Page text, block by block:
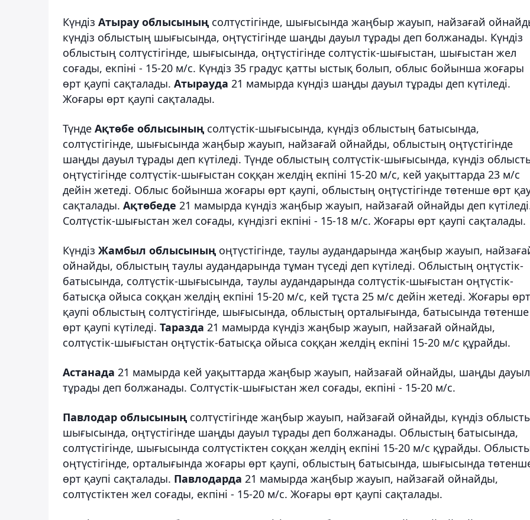
Күндіз Атырау облысының солтүстігінде, шығысында жаңбыр жауып, найзағай
күндіз облыстың шығысында, оңтүстігінде шаңды дауыл тұрады деп болжанады. Күндіз
облыстың солтүстігінде, шығысында, оңтүстігінде солтүстік-шығыстан, шығыстан жел
соғады, екпіні - 15-20 м/с. Күндіз 35 градус қатты ыстық болып, облыс бойынша жоғары
өрт қаупі сақталады. Атырауда 21 мамырда күндіз шаңды дауыл тұрады деп күтіледі.
Жоғары өрт қаупі сақталады.
Түнде Ақтөбе облысының солтүстік-шығысында, күндіз облыстың батысында,
солтүстігінде, шығысында жаңбыр жауып, найзағай ойнайды, облыстың оңтүстігінде
шаңды дауыл тұрады деп күтіледі. Түнде облыстың солтүстік-шығысында, күндіз
оңтүстігінде солтүстік-шығыстан соққан желдің екпіні 15-20 м/с, кей уақыттарда 23 м/с
дейін жетеді. Облыс бойынша жоғары өрт қаупі, облыстың оңтүстігінде төтенше өрт
сақталады. Ақтөбеде 21 мамырда күндіз жаңбыр жауып, найзағай ойнайды деп
Солтүстік-шығыстан жел соғады, күндізгі екпіні - 15-18 м/с. Жоғары өрт қаупі сақталады.
Күндіз Жамбыл облысының оңтүстігінде, таулы аудандарында жаңбыр жауып,
ойнайды, облыстың таулы аудандарында тұман түседі деп күтіледі. Облыстың оңтүстік-
батысында, солтүстік-шығысында, таулы аудандарында солтүстік-шығыстан оңтүстік-
батысқа ойыса соққан желдің екпіні 15-20 м/с, кей тұста 25 м/с дейін жетеді. Жоғары өрт
қаупі облыстың солтүстігінде, шығысында, облыстың орталығында, батысында төтенше
өрт қаупі күтіледі. Таразда 21 мамырда күндіз жаңбыр жауып, найзағай ойнайды,
солтүстік-шығыстан оңтүстік-батысқа ойыса соққан желдің екпіні 15-20 м/с құрайды.
Астанада 21 мамырда кей уақыттарда жаңбыр жауып, найзағай ойнайды, шаңды дауыл
тұрады деп болжанады. Солтүстік-шығыстан жел соғады, екпіні - 15-20 м/с.
Павлодар облысының солтүстігінде жаңбыр жауып, найзағай ойнайды, күндіз
шығысында, оңтүстігінде шаңды дауыл тұрады деп болжанады. Облыстың батысында,
солтүстігінде, шығысында солтүстіктен соққан желдің екпіні 15-20 м/с құрайды.
оңтүстігінде, орталығында жоғары өрт қаупі, облыстың батысында, шығысында
өрт қаупі сақталады. Павлодарда 21 мамырда жаңбыр жауып, найзағай ойнайды,
солтүстіктен жел соғады, екпіні - 15-20 м/с. Жоғары өрт қаупі сақталады.